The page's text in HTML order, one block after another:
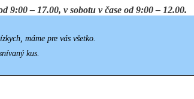
9:00 – 17.00, v sobotu v čase od 9:00 – 12.00.
máme pre vás všetko.
kus.